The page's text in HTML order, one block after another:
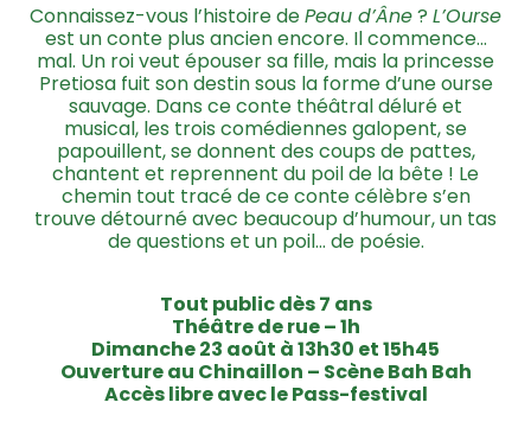
Connaissez-vous l’histoire dePeau d’Âne? L’Ourse
est un conte plus ancien encore. Il commence…
mal. Un roi veut épouser sa fille, mais la princesse
Pretiosa fuit son destin sous la forme d’une ourse
sauvage. Dans ce conte théâtral déluré et
musical, les trois comédiennes galopent, se
papouillent, se donnent des coups de pattes,
chantent et reprennent du poil de la bête ! Le
chemin tout tracé de ce conte célèbre s’en
trouve détourné avec beaucoup d’humour, un tas
de questions et un poil… de poésie.
Tout public dès 7 ans
Théâtre de rue – 1h
Dimanche 23 août à 13h30 et 15h45
Ouverture au Chinaillon – Scène Bah Bah
Accès libre avec le Pass-festival